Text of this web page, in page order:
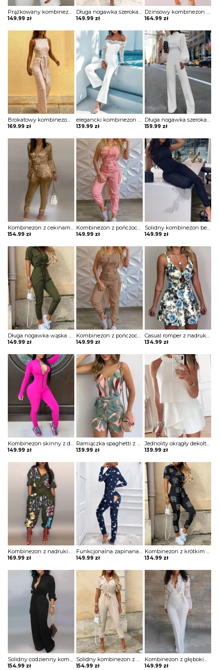
Prążkowany kombinezon z zamkiem przodu Zvonka
149.99 zł
Długa nogawka szeroka krótki rękaw dekolt V kołnierzyk bez wzoru ściągacz elegancki luźny lato kombinezon Ladislava
149.99 zł
Dżinsowy kombinezon bez rękawów z guzikami i kieszeniami Caryn
164.99 zł
Brokatowy kombinezon bez rękawów z okrągłym dekoltem i cekinami Tammera
169.99 zł
elegancki kombinezon z szerokimi nogawkami i koronkowymi rękawami romper Alaina
139.99 zł
Długa nogawka szeroka długi rękaw bufki dekolt prosty luźny wiązanie elegancki kombinezon Rasa
159.99 zł
Kombinezon z cekinami zapinany na zamek i wiązany w talii Assel
154.99 zł
Kombinezon z pończochami w stylu kieszonkowym Kyunghee
149.99 zł
Solidny kombinezon bez rękawów z okrągłym dekoltem Nineke
149.99 zł
Długa nogawka wąska krótki rękaw dekolt V kołnierzyk ściągacz casual kieszenie kombinezon Insken
149.99 zł
Kombinezon z pończochami w stylu kieszonkowym Kyunghee
149.99 zł
Casual romper z nadrukiem kombinezon Nasja
134.99 zł
Kombinezon skinny z długim rękawem zamkiem błyskawicznym Kaycee
149.99 zł
Ramiączka spaghetti z nadrukiem liści wiązany kombinezon w paski Donjeta
139.99 zł
Jednolity okrągły dekolt ruffles casual romper kombinezon Yanina
139.99 zł
Kombinezon z nadrukiem latarni kreskówek Eliana
169.99 zł
Funkcjonalna zapinana na guziki piżama dla dorosłych z nadrukiem gwiazdy księżyca kombinezon Annamarie
149.99 zł
Kombinezon z krótkim rękawem nadrukiem literowym Apostolia
134.99 zł
Solidny codzienny kombinezon z kieszenią na guziki Eisine
154.99 zł
Solidny kombinezon z krótkim rękawem zapinany na guziki Lilia
154.99 zł
Kombinezon z głębokim dekoltem i koronką Fenna
149.99 zł